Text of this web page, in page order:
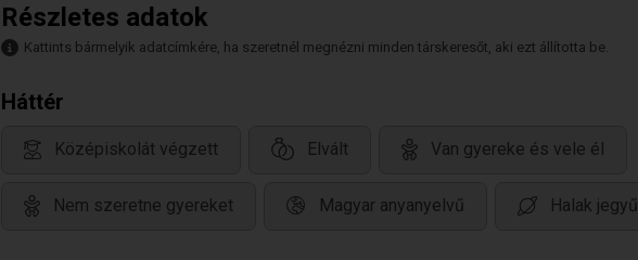
Részletes adatok
Kattints bármelyik adatcímkére, ha szeretnél megnézni minden társkeresőt, aki ezt állította be.
Háttér
Középiskolát végzett Elvált Van gyereke és vele él
Nem szeretne gyereket Magyar anyanyelvű Halak jegyű